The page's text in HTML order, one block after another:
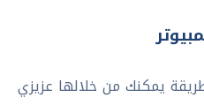
يمكنك من خلالها عزيزي